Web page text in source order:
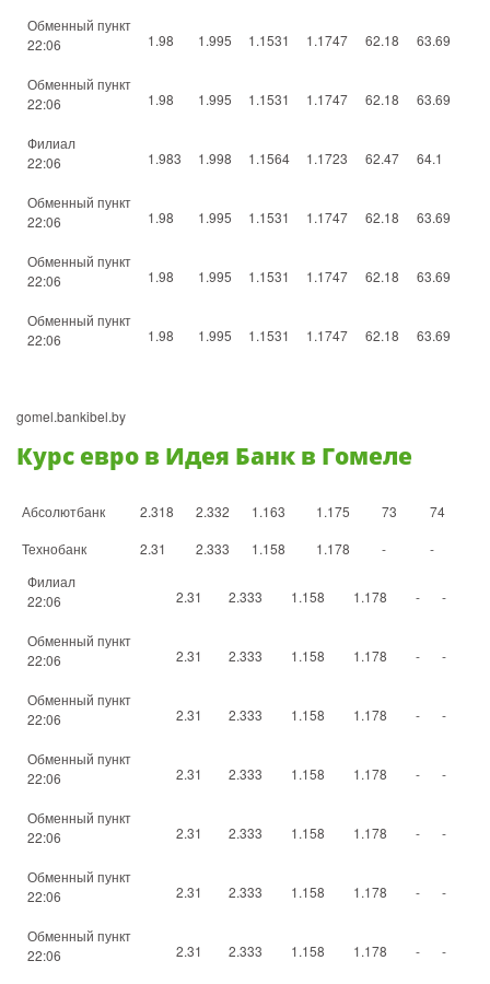
Обменный пункт
22:06
1.98 1.995 1.1531 1.1747 62.18 63.69
Обменный пункт
22:06
1.98 1.995 1.1531 1.1747 62.18 63.69
Филиал
22:06
1.983 1.998 1.1564 1.1723 62.47 64.1
Обменный пункт
22:06
1.98 1.995 1.1531 1.1747 62.18 63.69
Обменный пункт
22:06
1.98 1.995 1.1531 1.1747 62.18 63.69
Обменный пункт
22:06
1.98 1.995 1.1531 1.1747 62.18 63.69
gomel.bankibel.by
Курс евро в Идея Банк в Гомеле
Абсолютбанк 2.318 2.332 1.163 1.175 73
74
Технобанк
2.31 2.333 1.158 1.178 -
-
Филиал
22:06
2.31 2.333 1.158 1.178 - -
Обменный пункт
22:06
2.31 2.333 1.158 1.178 - -
Обменный пункт
22:06
2.31 2.333 1.158 1.178 - -
Обменный пункт
22:06
2.31 2.333 1.158 1.178 - -
Обменный пункт
22:06
2.31 2.333 1.158 1.178 - -
Обменный пункт
22:06
2.31 2.333 1.158 1.178 - -
Обменный пункт
22:06
2.31 2.333 1.158 1.178 - -